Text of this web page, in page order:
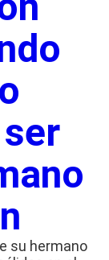
su hermano